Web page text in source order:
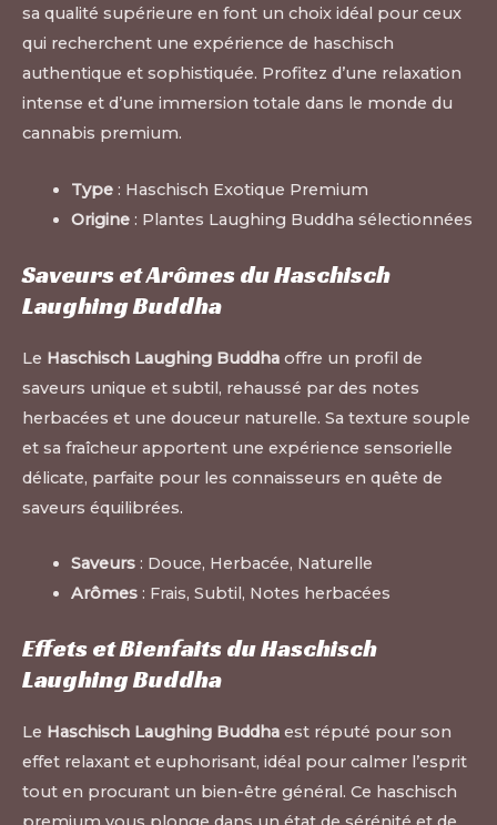
sa qualité supérieure en font un choix idéal pour ceux
qui recherchent une expérience de haschisch
authentique et sophistiquée. Profitez d’une relaxation
intense et d’une immersion totale dans le monde du
cannabis premium.
Type: Haschisch Exotique Premium
Origine: Plantes Laughing Buddha sélectionnées
Saveurs et Arômes du Haschisch
Laughing Buddha
Le Haschisch Laughing Buddha offre un profil de
saveurs unique et subtil, rehaussé par des notes
herbacées et une douceur naturelle. Sa texture souple
et sa fraîcheur apportent une expérience sensorielle
délicate, parfaite pour les connaisseurs en quête de
saveurs équilibrées.
Saveurs: Douce, Herbacée, Naturelle
Arômes: Frais, Subtil, Notes herbacées
Effets et Bienfaits du Haschisch
Laughing Buddha
Le Haschisch Laughing Buddha est réputé pour son
effet relaxant et euphorisant, idéal pour calmer l’esprit
tout en procurant un bien-être général. Ce haschisch